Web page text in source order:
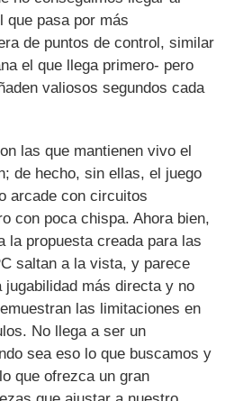
que pasa por más
de puntos de control, similar
el que llega primero- pero
valiosos segundos cada
las que mantienen vivo el
de hecho, sin ellas, el juego
arcade con circuitos
con poca chispa. Ahora bien,
la propuesta creada para las
saltan a la vista, y parece
jugabilidad más directa y no
las limitaciones en
No llega a ser un
sea eso lo que buscamos y
que ofrezca un gran